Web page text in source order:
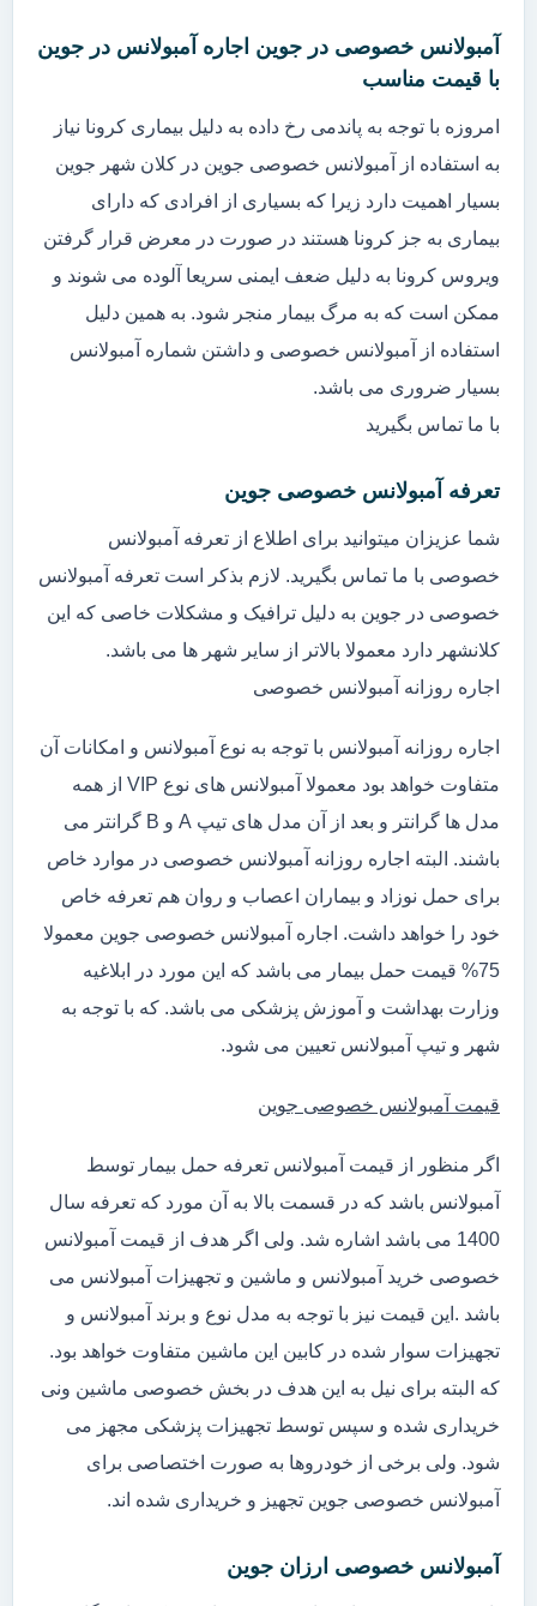
آمبولانس خصوصی در جوین اجاره آمبولانس در جوین
با قیمت مناسب
امروزه با توجه به پاندمی رخ داده به دلیل بیماری کرونا نیاز
به استفاده از آمبولانس خصوصی جوین در کلان شهر جوین
بسیار اهمیت دارد زیرا که بسیاری از افرادی که دارای
بیماری به جز کرونا هستند در صورت در معرض قرار گرفتن
ویروس کرونا به دلیل ضعف ایمنی سریعا آلوده می شوند و
ممکن است که به مرگ بیمار منجر شود. به همین دلیل
استفاده از آمبولانس خصوصی و داشتن شماره آمبولانس
بسیار ضروری می باشد.
با ما تماس بگیرید
تعرفه آمبولانس خصوصی جوین
شما عزیزان میتوانید برای اطلاع از تعرفه آمبولانس
خصوصی با ما تماس بگیرید. لازم بذکر است تعرفه آمبولانس
خصوصی در جوین به دلیل ترافیک و مشکلات خاصی که این
کلانشهر دارد معمولا بالاتر از سایر شهر ها می باشد.
اجاره روزانه آمبولانس خصوصی
اجاره روزانه آمبولانس با توجه به نوع آمبولانس و امکانات آن
متفاوت خواهد بود معمولا آمبولانس های نوع VIP از همه
مدل ها گرانتر و بعد از آن مدل های تیپ A و B گرانتر می
باشند. البته اجاره روزانه آمبولانس خصوصی در موارد خاص
برای حمل نوزاد و بیماران اعصاب و روان هم تعرفه خاص
خود را خواهد داشت. اجاره آمبولانس خصوصی جوین معمولا
75% قیمت حمل بیمار می باشد که این مورد در ابلاغیه
وزارت بهداشت و آموزش پزشکی می باشد. که با توجه به
شهر و تیپ آمبولانس تعیین می شود.
قیمت آمبولانس خصوصی جوین
اگر منظور از قیمت آمبولانس تعرفه حمل بیمار توسط
آمبولانس باشد که در قسمت بالا به آن مورد که تعرفه سال
1400 می باشد اشاره شد. ولی اگر هدف از قیمت آمبولانس
خصوصی خرید آمبولانس و ماشین و تجهیزات آمبولانس می
باشد .این قیمت نیز با توجه به مدل نوع و برند آمبولانس و
تجهیزات سوار شده در کابین این ماشین متفاوت خواهد بود.
که البته برای نیل به این هدف در بخش خصوصی ماشین ونی
خریداری شده و سپس توسط تجهیزات پزشکی مجهز می
شود. ولی برخی از خودروها به صورت اختصاصی برای
آمبولانس خصوصی جوین تجهیز و خریداری شده اند.
آمبولانس خصوصی ارزان جوین